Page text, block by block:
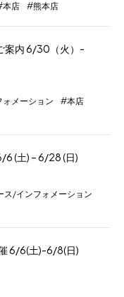
45-9282
本店 熊本店
案内 6/30（火）-
メーション
本店
6 (土) – 6/28 (日)
ス/インフォメーション
催 6/6(土)-6/8(日)